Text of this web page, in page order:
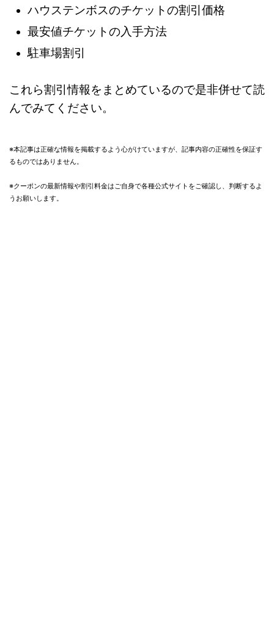
ハウステンボスのチケットの割引価格
最安値チケットの入手方法
駐車場割引
これら割引情報をまとめているので是非併せて読
んでみてください。
※本記事は正確な情報を掲載するよう心がけていますが、記事内容の正確性を保証す
るものではありません。
※クーポンの最新情報や割引料金はご自身で各種公式サイトをご確認し、判断するよ
うお願いします。